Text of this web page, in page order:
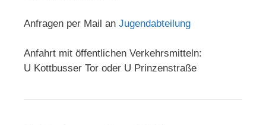
Anfragen per Mail an Jugendabteilung
Anfahrt mit öffentlichen Verkehrsmitteln:
U Kottbusser Tor oder U Prinzenstraße